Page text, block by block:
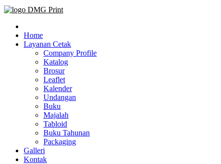
Jasa Cetak Online DMG Printing
Home
Layanan Cetak
Company Profile
Katalog
Brosur
Leaflet
Kalender
Undangan
Buku
Majalah
Tabloid
Buku Tahunan
Packaging
Galleri
Kontak